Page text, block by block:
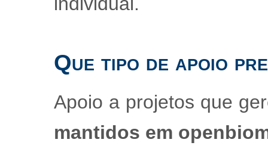
Que tipo de apoio
Apoio a projetos que
mantidos em